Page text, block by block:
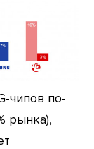
чипов по-
рынка),